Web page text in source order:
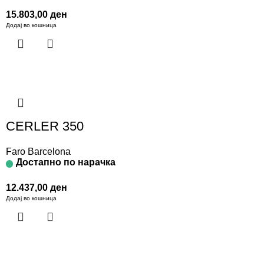
15.803,00 ден
Додај во кошница
CERLER 350
Faro Barcelona
Достапно по нарачка
12.437,00 ден
Додај во кошница